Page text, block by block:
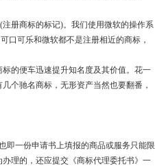
册商标的标记)。我们使用微软的操作系
口可乐和微软都不是注册相近的商标，
的便车迅速提升知名度及其价值。花一
个驰名商标，无形资产当然也要翻番，
即一份申请书上填报的商品或服务只能限
理的，还应提交《商标代理委托书》一